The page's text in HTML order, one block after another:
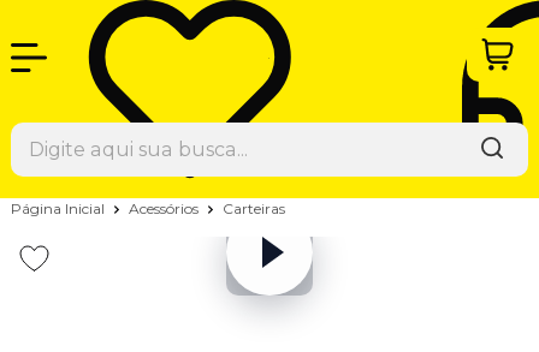
Página Inicial Acessórios Carteiras